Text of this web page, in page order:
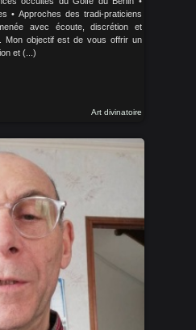
• Approches des tradi-praticiens
avec écoute, discrétion et
Mon objectif est de vous offrir un
et (...)
Art divinatoire